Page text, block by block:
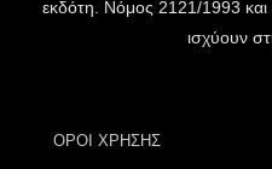
εκδότη. Νόμος 2121/1993 και
ισχύουν
ΟΡΟΙ ΧΡΗΣΗΣ